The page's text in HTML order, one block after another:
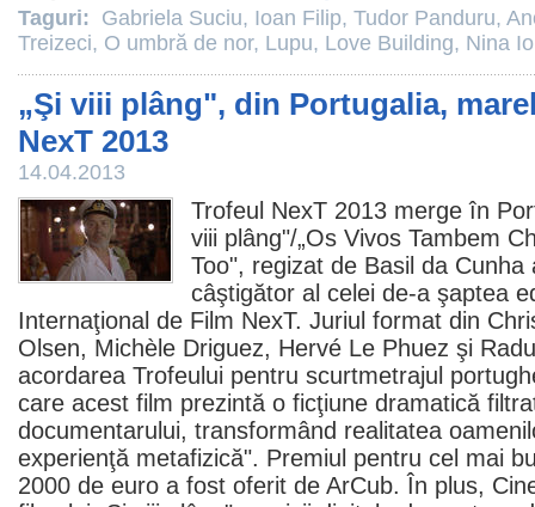
Taguri: Gabriela Suciu, Ioan Filip, Tudor Panduru,
Treizeci, O umbră de nor, Lupu, Love Building, Nina
„Şi viii plâng", din Portugalia,
NexT 2013
14.04.2013
Trofeul NexT 2013 merge în
viii plâng"/„Os Vivos Tambem
Too", regizat de Basil da
câştigător al celei de-a şaptea
Internaţional de Film NexT. Juriul format din
Olsen, Michèle Driguez, Hervé Le Phuez şi
acordarea Trofeului pentru scurtmetrajul
care acest film prezintă o ficţiune dramatică
documentarului, transformând realitatea
experienţă metafizică". Premiul pentru cel mai
2000 de euro a fost oferit de ArCub. În plus,